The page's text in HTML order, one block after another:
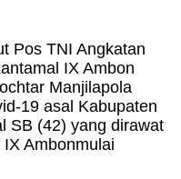
Pos TNI Angkatan
IX Ambon
Manjilapola
19 asal Kabupaten
SB (42) yang dirawat
Ambonmulai